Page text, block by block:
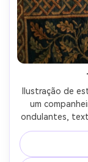
Ilustração de
um
ondulantes,
de cores
folhagem,
repetidos,